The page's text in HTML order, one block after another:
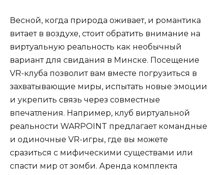
Весной, когда природа оживает, и романтика
витает в воздухе, стоит обратить внимание на
виртуальную реальность как необычный
вариант для свидания в Минске. Посещение
VR-клуба позволит вам вместе погрузиться в
захватывающие миры, испытать новые эмоции
и укрепить связь через совместные
впечатления. Например, клуб виртуальной
реальности WARPOINT предлагает командные
и одиночные VR-игры, где вы можете
сразиться с мифическими существами или
спасти мир от зомби. Аренда комплекта